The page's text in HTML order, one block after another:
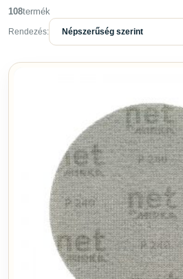
Szűrők
KATEGÓRIA
Kiegészítők
Polírozás
Ragasztók és tömítők
Szerszámok
Tisztítószerek
Töltőanyagok
108termék
Rendezés: